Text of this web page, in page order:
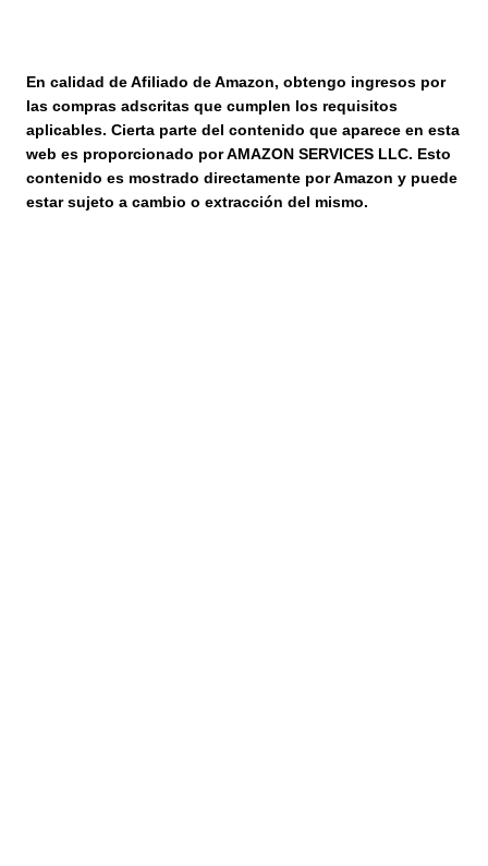
En calidad de Afiliado de Amazon, obtengo ingresos por
las compras adscritas que cumplen los requisitos
aplicables. Cierta parte del contenido que aparece en esta
web es proporcionado por AMAZON SERVICES LLC. Esto
contenido es mostrado directamente por Amazon y puede
estar sujeto a cambio o extracción del mismo.